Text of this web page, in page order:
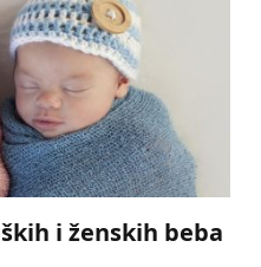
i ženskih beba